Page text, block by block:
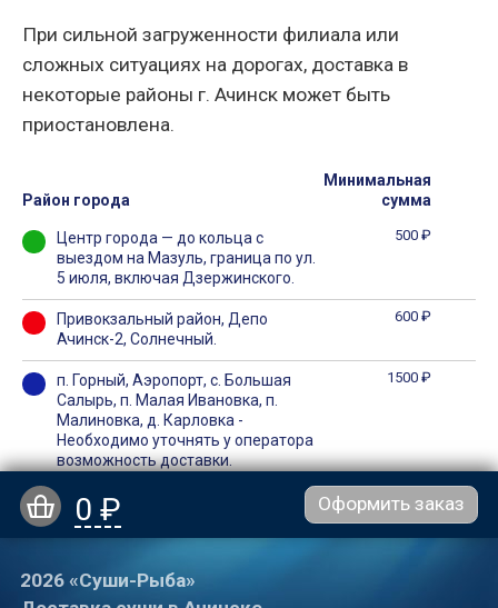
При сильной загруженности филиала или
сложных ситуациях на дорогах, доставка в
некоторые районы г. Ачинск может быть
приостановлена.
Район города
Минимальная
сумма
Центр города — до кольца с
выездом на Мазуль, граница по ул.
5 июля, включая Дзержинского.
500 ₽
Привокзальный район, Депо
Ачинск-2, Солнечный.
600 ₽
п. Горный, Аэропорт, с. Большая
Салырь, п. Малая Ивановка, п.
Малиновка, д. Карловка -
Необходимо уточнять у оператора
возможность доставки.
1500 ₽
0 ₽ Оформить заказ
2026 «Суши-Рыба»